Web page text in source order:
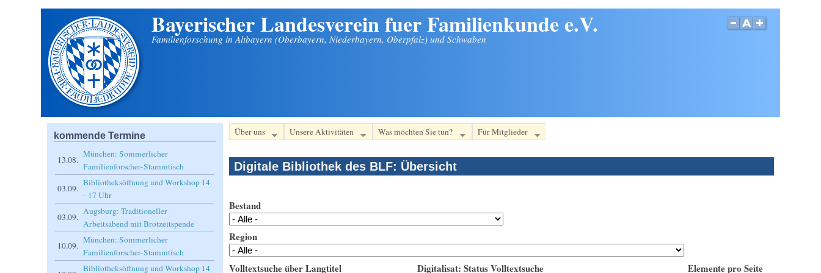
Bayerischer Landesverein fuer Familienkunde e.V.
Familienforschung in Altbayern (Oberbayern, Niederbayern, Oberpfalz) und Schwaben
Über uns Unsere Aktivitäten Was möchten Sie tun? Für Mitglieder
Digitale Bibliothek des BLF: Übersicht
Bestand
Region
Volltextsuche über Langtitel Digitalisat: Status Volltextsuche Elemente pro Seite
kommende Termine
13.08.
München: Sommerlicher
Familienforscher-Stammtisch
03.09.
Bibliotheksöffnung und Workshop 14
- 17 Uhr
03.09.
Augsburg: Traditioneller
Arbeitsabend mit Brotzeitspende
10.09.
München: Sommerlicher
Familienforscher-Stammtisch
Bibliotheksöffnung und Workshop 14